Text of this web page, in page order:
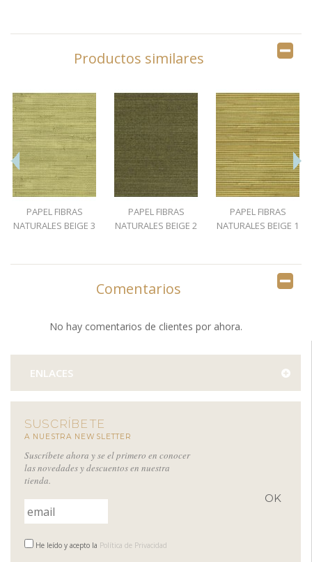
Productos similares
PAPEL FIBRAS
NATURALES BEIGE 3
PAPEL FIBRAS
NATURALES BEIGE 2
PAPEL FIBRAS
NATURALES BEIGE 1
Comentarios
No hay comentarios de clientes por ahora.
ENLACES
SUSCRÍBETE
A NUESTRA NEWSLETTER
Suscríbete ahora y se el primero en conocer
las novedades y descuentos en nuestra
tienda.
He leído y acepto la Política de Privacidad